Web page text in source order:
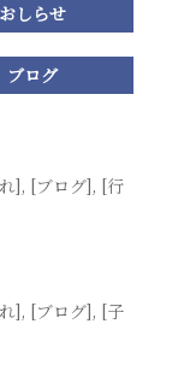
おしらせ
ブログ
], [ブログ], [行
], [ブログ], [子